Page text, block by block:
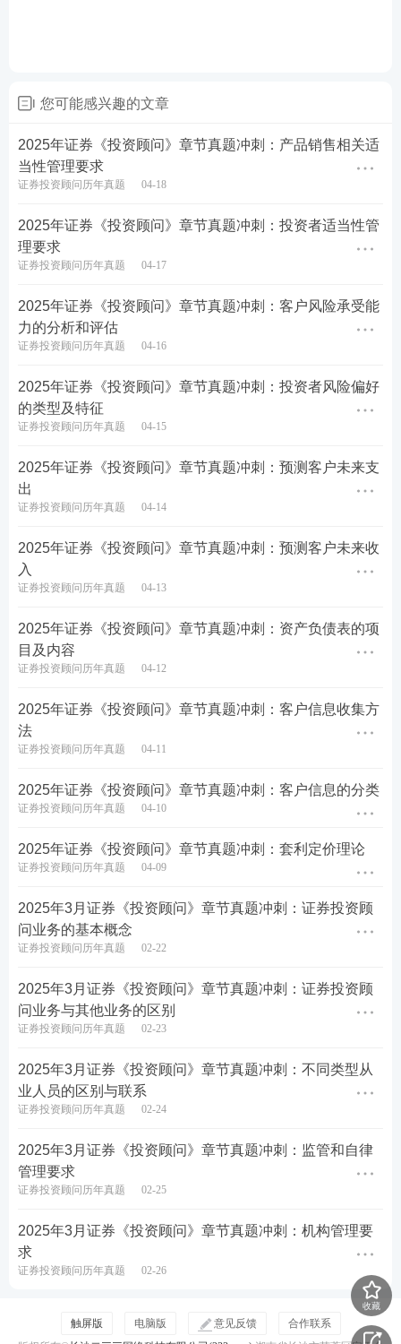
称离差值)和异同平均数(DEA)两部分组成，当DIF和D
A.负值
C.无穷大
D.正值
不是其优势。
B.简单易行
C.个性化定制
D.广泛市场参与
8、股票市场出现泡沫的主要特征不包括()。
B.高分红率
D.高成交量
查看答案
9、按照客户与企业的关系分类，客户类型不应包括(
)。
B.潜在客户
D.国内客户
查看答案
10、下列关于利率变动对证券投资的影响，说法正确
A.利率水平的变动直接影响到公司的融资成本，从而
影响股票价格。利率低，可以降低公司的利息负担，
您可能感兴趣的文章
2025年证券《投资顾问》章节真题冲刺：产品销售相关适
当性管理要求
证券投资顾问历年真题 04-18
2025年证券《投资顾问》章节真题冲刺：投资者适当性管
理要求
证券投资顾问历年真题 04-17
2025年证券《投资顾问》章节真题冲刺：客户风险承受能
力的分析和评估
证券投资顾问历年真题 04-16
2025年证券《投资顾问》章节真题冲刺：投资者风险偏好
的类型及特征
证券投资顾问历年真题 04-15
2025年证券《投资顾问》章节真题冲刺：预测客户未来支
出
证券投资顾问历年真题 04-14
2025年证券《投资顾问》章节真题冲刺：预测客户未来收
入
证券投资顾问历年真题 04-13
2025年证券《投资顾问》章节真题冲刺：资产负债表的项
目及内容
证券投资顾问历年真题 04-12
2025年证券《投资顾问》章节真题冲刺：客户信息收集方
法
证券投资顾问历年真题 04-11
2025年证券《投资顾问》章节真题冲刺：客户信息的分类
证券投资顾问历年真题 04-10
2025年证券《投资顾问》章节真题冲刺：套利定价理论
证券投资顾问历年真题 04-09
2025年3月证券《投资顾问》章节真题冲刺：证券投资顾
问业务的基本概念
证券投资顾问历年真题 02-22
2025年3月证券《投资顾问》章节真题冲刺：证券投资顾
问业务与其他业务的区别
证券投资顾问历年真题 02-23
2025年3月证券《投资顾问》章节真题冲刺：不同类型从
业人员的区别与联系
证券投资顾问历年真题 02-24
2025年3月证券《投资顾问》章节真题冲刺：监管和自律
管理要求
证券投资顾问历年真题 02-25
2025年3月证券《投资顾问》章节真题冲刺：机构管理要
求
证券投资顾问历年真题 02-26
收藏
触屏版 电脑版 意见反馈
合作联系